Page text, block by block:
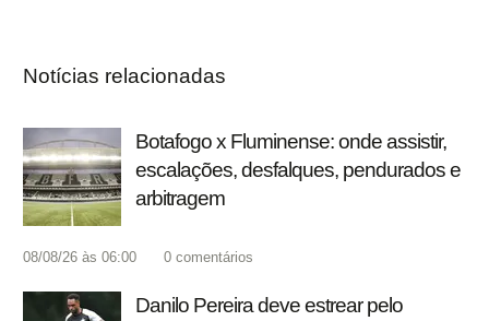
Notícias relacionadas
Botafogo x Fluminense: onde assistir,
escalações, desfalques, pendurados e
arbitragem
08/08/26 às 06:00 0 comentários
Danilo Pereira deve estrear pelo